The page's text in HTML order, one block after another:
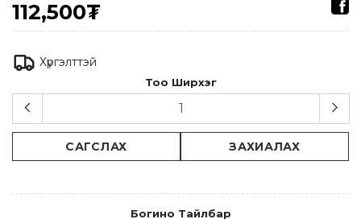
112,500₮
Хүргэлттэй
Тоо Ширхэг
САГСЛАХ ЗАХИАЛАХ
Богино Тайлбар